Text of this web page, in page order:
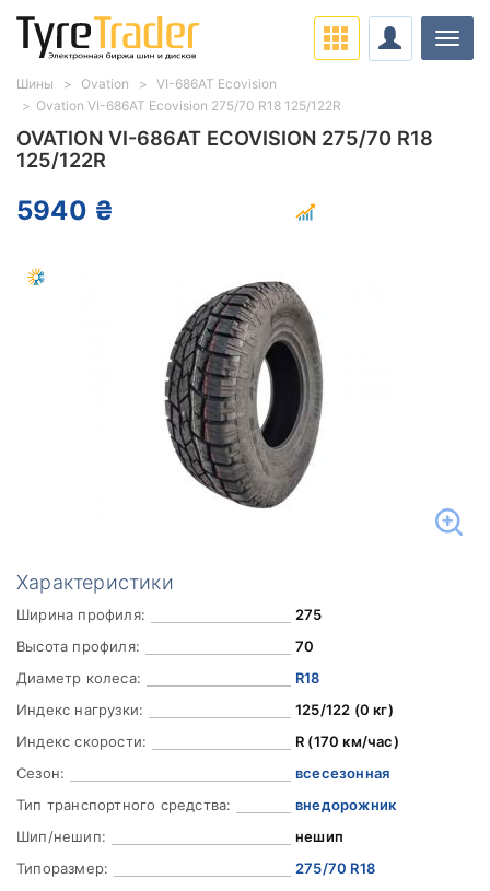
OVATION VI-686AT ECOVISION 275/70 R18
125/122R
5940 ₴
Характеристики
Ширина профиля:
275
Высота профиля:
70
Диаметр колеса:
R18
Индекс нагрузки:
125/122 (0 кг)
Индекс скорости:
R (170 км/час)
Сезон:
всесезонная
Тип транспортного средства:
внедорожник
Шип/нешип:
нешип
Типоразмер:
275/70 R18
Шины Ovation
VI-686AT Ecovision
Ovation VI-686AT Ecovision 275/70 R18 125/122R